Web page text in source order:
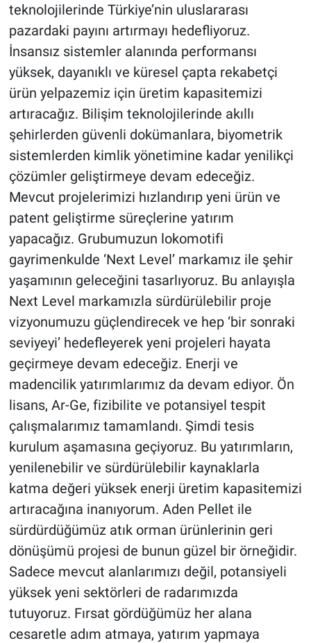
teknolojilerinde Türkiye’nin uluslararası
pazardaki payını artırmayı hedefliyoruz.
İnsansız sistemler alanında performansı
yüksek, dayanıklı ve küresel çapta rekabetçi
ürün yelpazemiz için üretim kapasitemizi
artıracağız. Bilişim teknolojilerinde akıllı
şehirlerden güvenli dokümanlara, biyometrik
sistemlerden kimlik yönetimine kadar yenilikçi
çözümler geliştirmeye devam edeceğiz.
Mevcut projelerimizi hızlandırıp yeni ürün ve
patent geliştirme süreçlerine yatırım
yapacağız. Grubumuzun lokomotifi
gayrimenkulde ‘Next Level’ markamız ile şehir
yaşamının geleceğini tasarlıyoruz. Bu anlayışla
Next Level markamızla sürdürülebilir proje
vizyonumuzu güçlendirecek ve hep ‘bir sonraki
seviyeyi’ hedefleyerek yeni projeleri hayata
geçirmeye devam edeceğiz. Enerji ve
madencilik yatırımlarımız da devam ediyor. Ön
lisans, Ar-Ge, fizibilite ve potansiyel tespit
çalışmalarımız tamamlandı. Şimdi tesis
kurulum aşamasına geçiyoruz. Bu yatırımların,
yenilenebilir ve sürdürülebilir kaynaklarla
katma değeri yüksek enerji üretim kapasitemizi
artıracağına inanıyorum. Aden Pellet ile
sürdürdüğümüz atık orman ürünlerinin geri
dönüşümü projesi de bunun güzel bir örneğidir.
Sadece mevcut alanlarımızı değil, potansiyeli
yüksek yeni sektörleri de radarımızda
tutuyoruz. Fırsat gördüğümüz her alana
cesaretle adım atmaya, yatırım yapmaya